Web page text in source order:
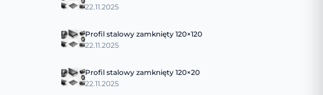
22.11.2025
Profil stalowy zamknięty 120×120
22.11.2025
Profil stalowy zamknięty 120×20
22.11.2025